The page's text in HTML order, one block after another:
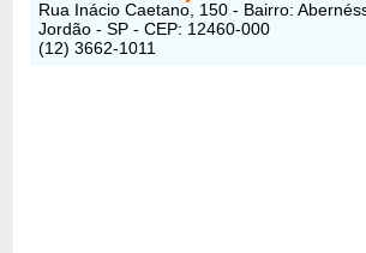
Rua Inácio Caetano, 150 - Bairro:
Jordão - SP - CEP: 12460-000
(12) 3662-1011